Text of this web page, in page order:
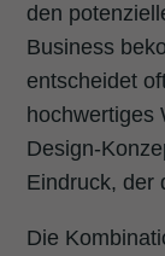
den
Business
entscheidet
hochwertiges
Design-
Eindruck, der
Die